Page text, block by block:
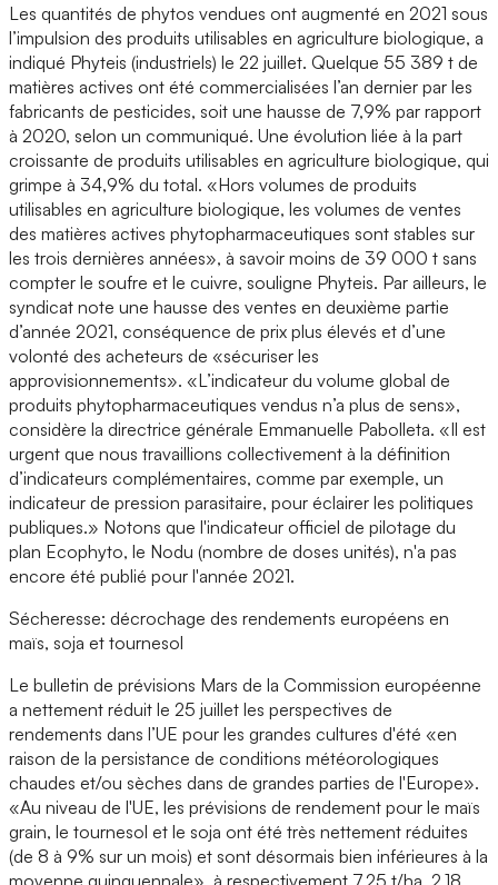
Les quantités de phytos vendues ont augmenté en 2021 sous
l’impulsion des produits utilisables en agriculture biologique, a
indiqué Phyteis (industriels) le 22 juillet. Quelque 55 389 t de
matières actives ont été commercialisées l’an dernier par les
fabricants de pesticides, soit une hausse de 7,9% par rapport
à 2020, selon un communiqué. Une évolution liée à la part
croissante de produits utilisables en agriculture biologique, qui
grimpe à 34,9% du total. «Hors volumes de produits
utilisables en agriculture biologique, les volumes de ventes
des matières actives phytopharmaceutiques sont stables sur
les trois dernières années», à savoir moins de 39 000 t sans
compter le soufre et le cuivre, souligne Phyteis. Par ailleurs, le
syndicat note une hausse des ventes en deuxième partie
d’année 2021, conséquence de prix plus élevés et d’une
volonté des acheteurs de «sécuriser les
approvisionnements». «L’indicateur du volume global de
produits phytopharmaceutiques vendus n’a plus de sens»,
considère la directrice générale Emmanuelle Pabolleta. «Il est
urgent que nous travaillions collectivement à la définition
d’indicateurs complémentaires, comme par exemple, un
indicateur de pression parasitaire, pour éclairer les politiques
publiques.» Notons que l'indicateur officiel de pilotage du
plan Ecophyto, le Nodu (nombre de doses unités), n'a pas
encore été publié pour l'année 2021.
Sécheresse: décrochage des rendements européens en
maïs, soja et tournesol
Le bulletin de prévisions Mars de la Commission européenne
a nettement réduit le 25 juillet les perspectives de
rendements dans l’UE pour les grandes cultures d'été «en
raison de la persistance de conditions météorologiques
chaudes et/ou sèches dans de grandes parties de l'Europe».
«Au niveau de l'UE, les prévisions de rendement pour le maïs
grain, le tournesol et le soja ont été très nettement réduites
(de 8 à 9% sur un mois) et sont désormais bien inférieures à la
moyenne quinquennale», à respectivement 7,25 t/ha, 2,18